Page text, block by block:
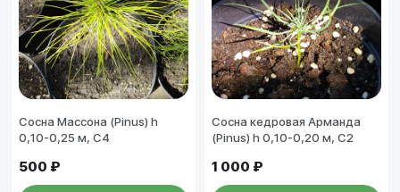
Сосна Массона (Pinus) h
0,10-0,25 м, С4
500 ₽
Сосна кедровая Арманда
(Pinus) h 0,10-0,20 м, С2
1 000 ₽